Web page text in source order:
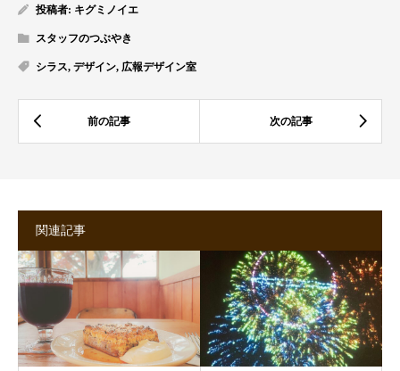
投稿者: キグミノイエ
スタッフのつぶやき
シラス, デザイン, 広報デザイン室
関連記事